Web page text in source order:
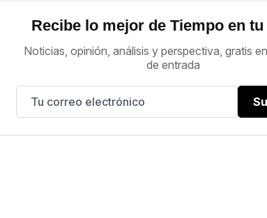
Recibe lo mejor de Tiempo en
Noticias, opinión, análisis y perspectiva, gratis
de entrada